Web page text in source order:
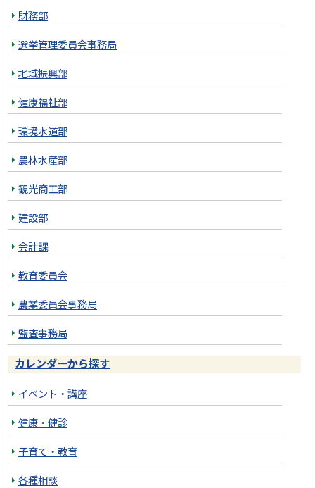
財務部
選挙管理委員会事務局
地域振興部
健康福祉部
環境水道部
農林水産部
観光商工部
建設部
会計課
教育委員会
農業委員会事務局
監査事務局
カレンダーから探す
イベント・講座
健康・健診
子育て・教育
各種相談